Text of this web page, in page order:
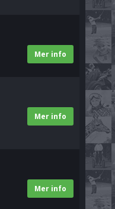
Mer info
Mer info
Mer info